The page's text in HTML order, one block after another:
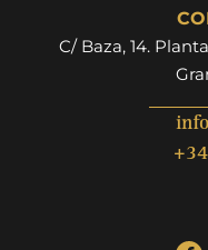
C/ Baza, 14.